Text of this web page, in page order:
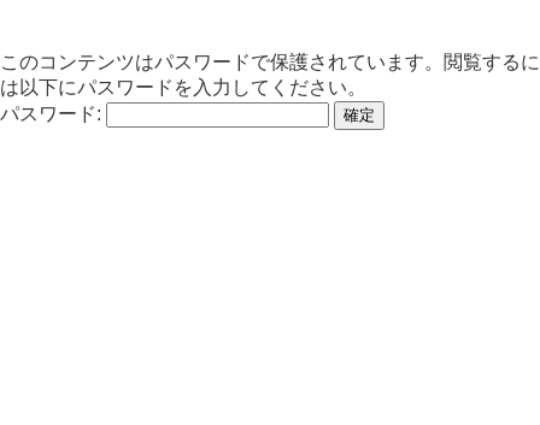
このコンテンツはパスワードで保護されています。閲覧するに
は以下にパスワードを入力してください。
パスワード: